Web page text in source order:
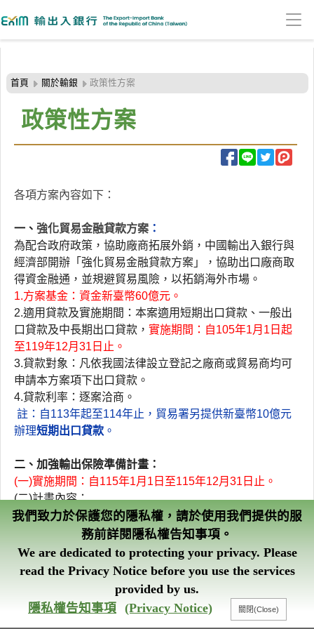
到
主
智能客服
首頁 關於輸銀 政策性方案
政策性方案
​各項方案內容如下：
一、強化貿易金融貸款方案 ：​
為配合政府政策，協助廠商拓展外銷，中國輸出入銀行與
經濟部開辦「強化貿易金融貸款方案」，協助出口廠商取
得資金融通，並規避貿易風險，以拓銷海外市場。
1.方案基金：資金新臺幣60億元。
2.適用貸款及實施期間：本案適用短期出口貸款、一般出
口貸款及中長期出口貸款，實施期間：自105年1月1日起
至119​年12月31日止。
3.貸款對象：凡依我國法律設立登記之廠商或貿易商均可
申請本方案項下出口貸款。
4.貸款利率：逐案洽商。​
註：自113年起至114年止，貿易署另提供新臺幣10億元
辦理短期出口貸款 。​
二、加強輸出保險準備計畫：
(一)實施期間：自115年1月1日至115年12月31日止。
(二)計畫內容：
1.代辦買主徵信費：​
、O/A等單一買主險別：承保實績達一定標準
者，可享代辦買主徵信費用得完全免費。
(i)舊保單上年度申報買主營業額達一定標準者，可享​代辦買主
徵信費用得完全免費。
新保單成立前提供10 家最低以1折計收代辦買主徵信費，出
折徵信費於保單成立後可折抵應繳保險費。​（保
我們致力於保護您的隱私權，請於使用我們提供的服
務前詳閱隱私權告知事項。
We are dedicated to protecting your privacy. Please
read the Privacy Notice before you use the services
provided by us.
隱私權告知事項 (Privacy Notice)